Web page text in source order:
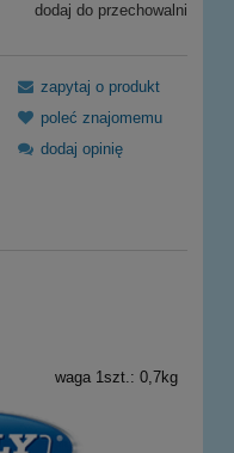
dodaj do przechowalni
zapytaj o produkt
poleć znajomemu
dodaj opinię
waga 1szt.: 0,7kg